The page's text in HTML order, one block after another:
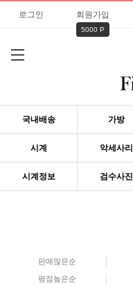
로그인 회원가입
5000 P
국내배송 가방
시계 악세사리
시계정보 검수사진
판매많은순
평점높은순